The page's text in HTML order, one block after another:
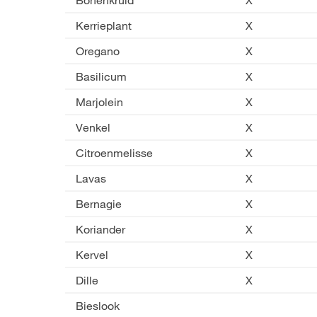
Kerrieplant
X
Oregano
X
Basilicum
X
Marjolein
X
Venkel
X
Citroenmelisse
X
Lavas
X
Bernagie
X
Koriander
X
Kervel
X
Dille
X
Bieslook